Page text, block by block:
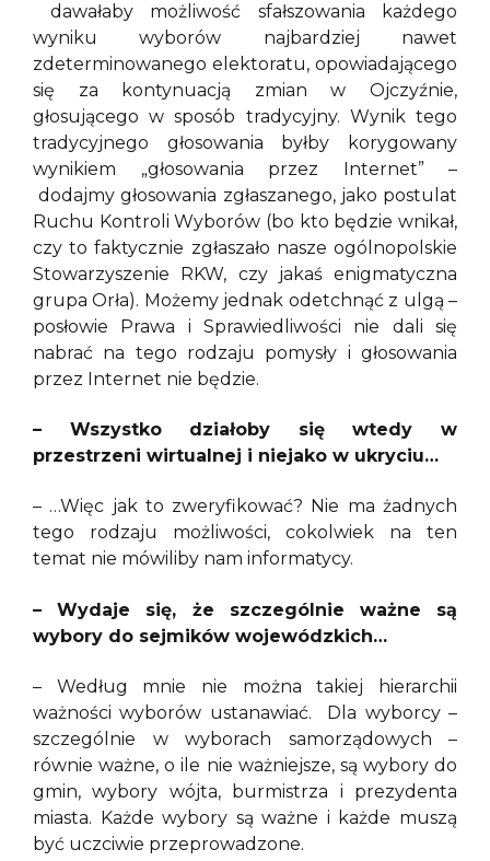
dawałaby możliwość sfałszowania każdego
wyniku wyborów najbardziej nawet
zdeterminowanego elektoratu, opowiadającego
się za kontynuacją zmian w Ojczyźnie,
głosującego w sposób tradycyjny. Wynik tego
tradycyjnego głosowania byłby korygowany
wynikiem „głosowania przez Internet” –
dodajmy głosowania zgłaszanego, jako postulat
Ruchu Kontroli Wyborów (bo kto będzie wnikał,
czy to faktycznie zgłaszało nasze ogólnopolskie
Stowarzyszenie RKW, czy jakaś enigmatyczna
grupa Orła). Możemy jednak odetchnąć z ulgą –
posłowie Prawa i Sprawiedliwości nie dali się
nabrać na tego rodzaju pomysły i głosowania
przez Internet nie będzie.
– Wszystko działoby się wtedy w
przestrzeni wirtualnej i niejako w ukryciu…
– …Więc jak to zweryfikować? Nie ma żadnych
tego rodzaju możliwości, cokolwiek na ten
temat nie mówiliby nam informatycy.
– Wydaje się, że szczególnie ważne są
wybory do sejmików wojewódzkich…
– Według mnie nie można takiej hierarchii
ważności wyborów ustanawiać. Dla wyborcy –
szczególnie w wyborach samorządowych –
równie ważne, o ile nie ważniejsze, są wybory do
gmin, wybory wójta, burmistrza i prezydenta
miasta. Każde wybory są ważne i każde muszą
być uczciwie przeprowadzone.